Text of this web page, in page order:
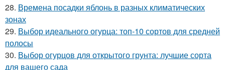
28. Времена посадки яблонь в разных климатических
зонах
29. Выбор идеального огурца: топ-10 сортов для средней
полосы
30. Выбор огурцов для открытого грунта: лучшие сорта
для вашего сада